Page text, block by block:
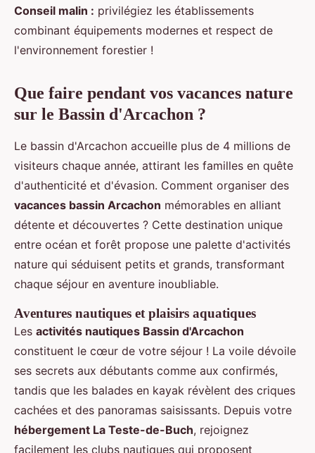
Conseil malin : privilégiez les établissements
combinant équipements modernes et respect de
l'environnement forestier !
Que faire pendant vos vacances nature
sur le Bassin d'Arcachon ?
Le bassin d'Arcachon accueille plus de 4 millions de
visiteurs chaque année, attirant les familles en quête
d'authenticité et d'évasion. Comment organiser des
vacances bassin Arcachon mémorables en alliant
détente et découvertes ? Cette destination unique
entre océan et forêt propose une palette d'activités
nature qui séduisent petits et grands, transformant
chaque séjour en aventure inoubliable.
Aventures nautiques et plaisirs aquatiques
Les activités nautiques Bassin d'Arcachon
constituent le cœur de votre séjour ! La voile dévoile
ses secrets aux débutants comme aux confirmés,
tandis que les balades en kayak révèlent des criques
cachées et des panoramas saisissants. Depuis votre
hébergement La Teste-de-Buch, rejoignez
facilement les clubs nautiques qui proposent